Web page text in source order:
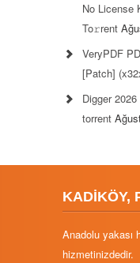
No License
To𝚛rent
VeryPDF
[Patch]
Digger
torrent
KADİKÖY,
Anadolu yakası
hizmetinizdedir.